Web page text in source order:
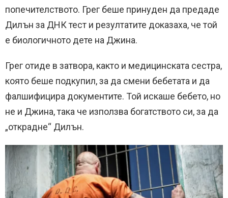
попечителството. Грег беше принуден да предаде
Дилън за ДНК тест и резултатите доказаха, че той
е биологичното дете на Джина.
Грег отиде в затвора, както и медицинската сестра,
която беше подкупил, за да смени бебетата и да
фалшифицира документите. Той искаше бебето, но
не и Джина, така че използва богатството си, за да
„открадне“ Дилън.